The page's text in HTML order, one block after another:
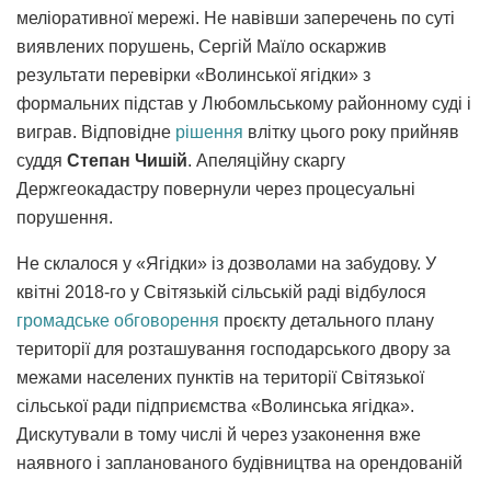
меліоративної мережі. Не навівши заперечень по суті
виявлених порушень, Сергій Маїло оскаржив
результати перевірки «Волинської ягідки» з
формальних підстав у Любомльському районному суді і
виграв. Відповідне рішення влітку цього року прийняв
суддя Степан Чишій. Апеляційну скаргу
Держгеокадастру повернули через процесуальні
порушення.
Не склалося у «Ягідки» із дозволами на забудову. У
квітні 2018-го у Світязькій сільській раді відбулося
громадське обговорення проєкту детального плану
території для розташування господарського двору за
межами населених пунктів на території Світязької
сільської ради підприємства «Волинська ягідка».
Дискутували в тому числі й через узаконення вже
наявного і запланованого будівництва на орендованій